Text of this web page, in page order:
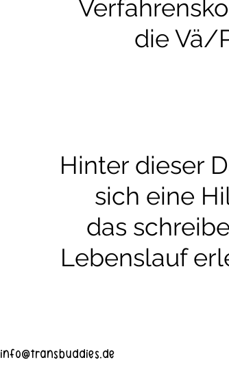
die Vä/
Hinter dieser
sich eine
das
Lebenslauf
info@transbuddies.de